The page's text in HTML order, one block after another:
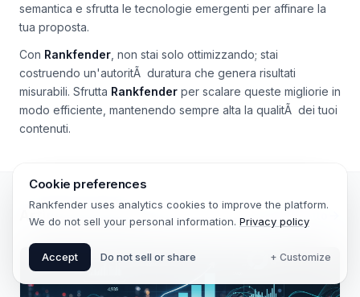
e integra strumenti di intelligenza artificiale per creare
contenuti personalizzati. Focalizzati sull'ottimizzazione
semantica e sfrutta le tecnologie emergenti per affinare la
tua proposta.
ConRankfender , non stai solo ottimizzando; stai
costruendo un'autoritÃ duratura che genera risultati
misurabili. Sfrutta
Articoli correlati Vedi tutto
Cookie preferences
Rankfender uses analytics cookies to improve the platform.
We do not sell your personal information. Privacy policy
Accept Do not sell or share + Customize